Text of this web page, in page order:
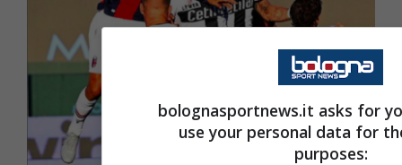
bolognasportnews.it asks for
use your personal data for
purposes: